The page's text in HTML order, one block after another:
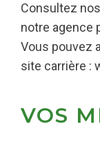
Consultez
notre agence
Vous pouvez
site carrière :
VOS